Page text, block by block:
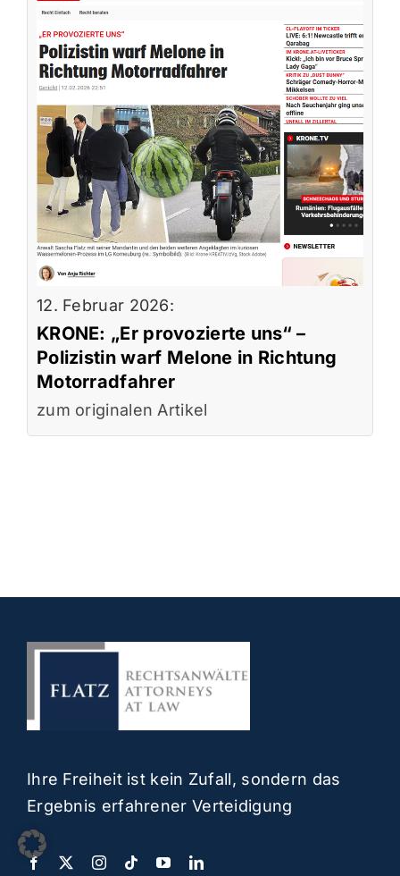
12. Februar 2026:
KRONE: „Er provozierte uns“ –
Polizistin warf Melone in Richtung
Motorradfahrer
zum originalen Artikel
Ihre Freiheit ist kein Zufall, sondern das
Ergebnis erfahrener Verteidigung